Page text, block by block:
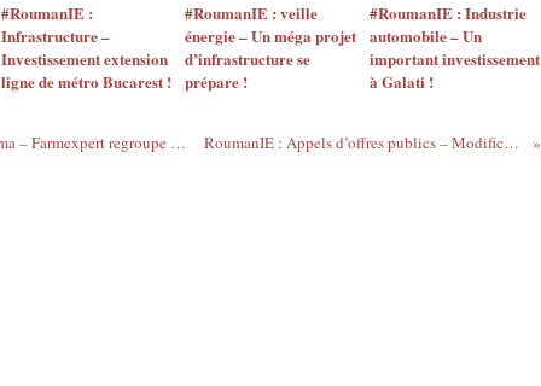
#RoumanIE :
Infrastructure –
Investissement extension
ligne de métro Bucarest !
#RoumanIE : veille
énergie – Un méga projet
d’infrastructure se
prépare !
#RoumanIE : Industrie
automobile – Un
important investissement
à Galati !
RoumanIE : Secteur pharma – Farmexpert regroupe les pharmacies ! RoumanIE : Appels d’offres publics – Modification en 2017 !